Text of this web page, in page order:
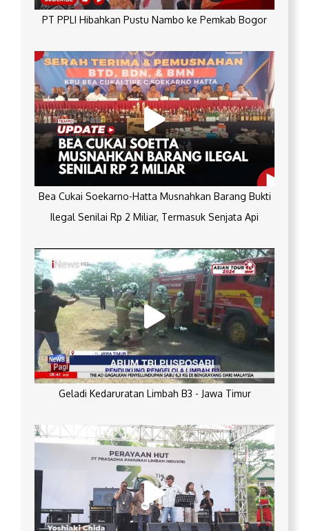
PT PPLI Hibahkan Pustu Nambo ke Pemkab Bogor
Bea Cukai Soekarno-Hatta Musnahkan Barang Bukti
Ilegal Senilai Rp 2 Miliar, Termasuk Senjata Api
Geladi Kedaruratan Limbah B3 - Jawa Timur